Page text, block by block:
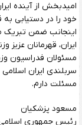
امیدبخش از آینده
خود را در دستیابی به
اینجانب ضمن تبریک
ایران، قهرمانان عزیز
مسئولان فدراسیون
سربلندی ایران
مسئلت دارم.
مسعود پزشکیان
رئیس جمهوری اسلامی